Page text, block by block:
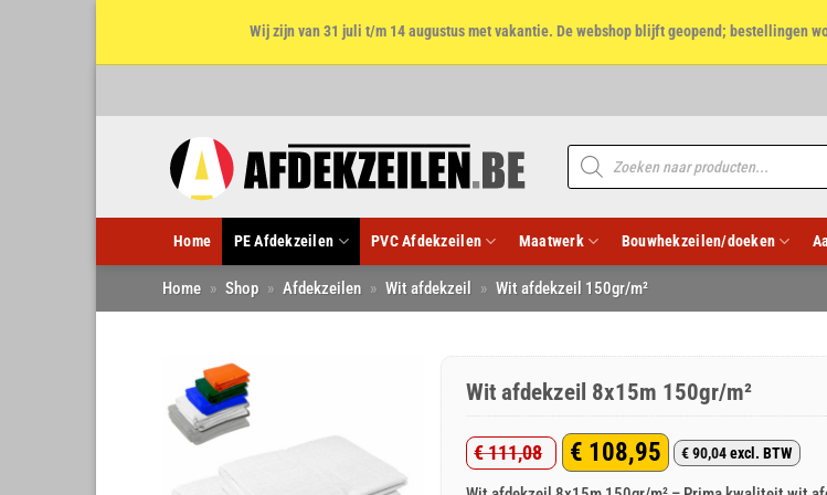
Wij zijn van 31 juli t/m 14 augustus met vakantie. De webshop blijft geopend; bestellingen
Producten
zoeken
Home PE Afdekzeilen PVC Afdekzeilen Maatwerk Bouwhekzeilen/doeken
Home » Shop » Afdekzeilen » Wit afdekzeil » Wit afdekzeil 150gr/m²
Wit afdekzeil 8x15m 150gr/m²
€111,08
Oorspronkelijke
€ 108,95
Huidige
€90,04excl. BTW